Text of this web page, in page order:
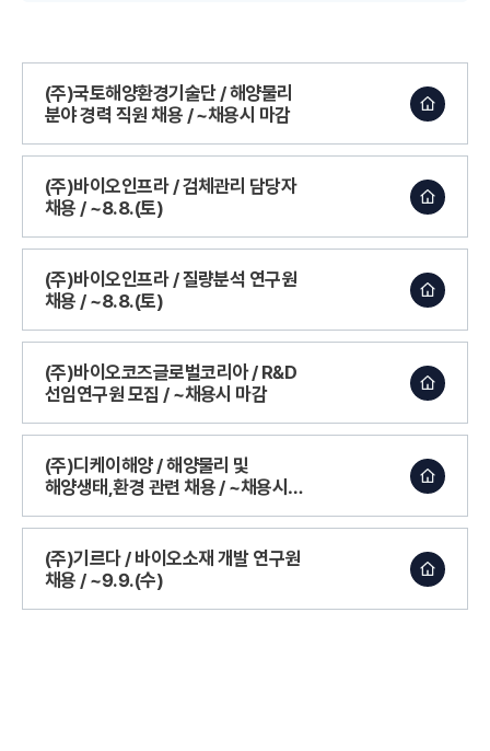
(주)국토해양환경기술단 / 해양물리
분야 경력 직원 채용 / ~채용시 마감
(주)바이오인프라 / 검체관리 담당자
채용 / ~8.8.(토)
(주)바이오인프라 / 질량분석 연구원
채용 / ~8.8.(토)
(주)바이오코즈글로벌코리아 / R&D
선임연구원 모집 / ~채용시 마감
(주)디케이해양 / 해양물리 및
해양생태,환경 관련 채용 / ~채용시
(주)기르다 / 바이오소재 개발 연구원
채용 / ~9.9.(수)